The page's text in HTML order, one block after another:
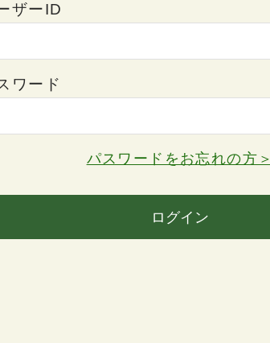
ザーID
ワード
パスワードをお忘れの方＞
ログイン